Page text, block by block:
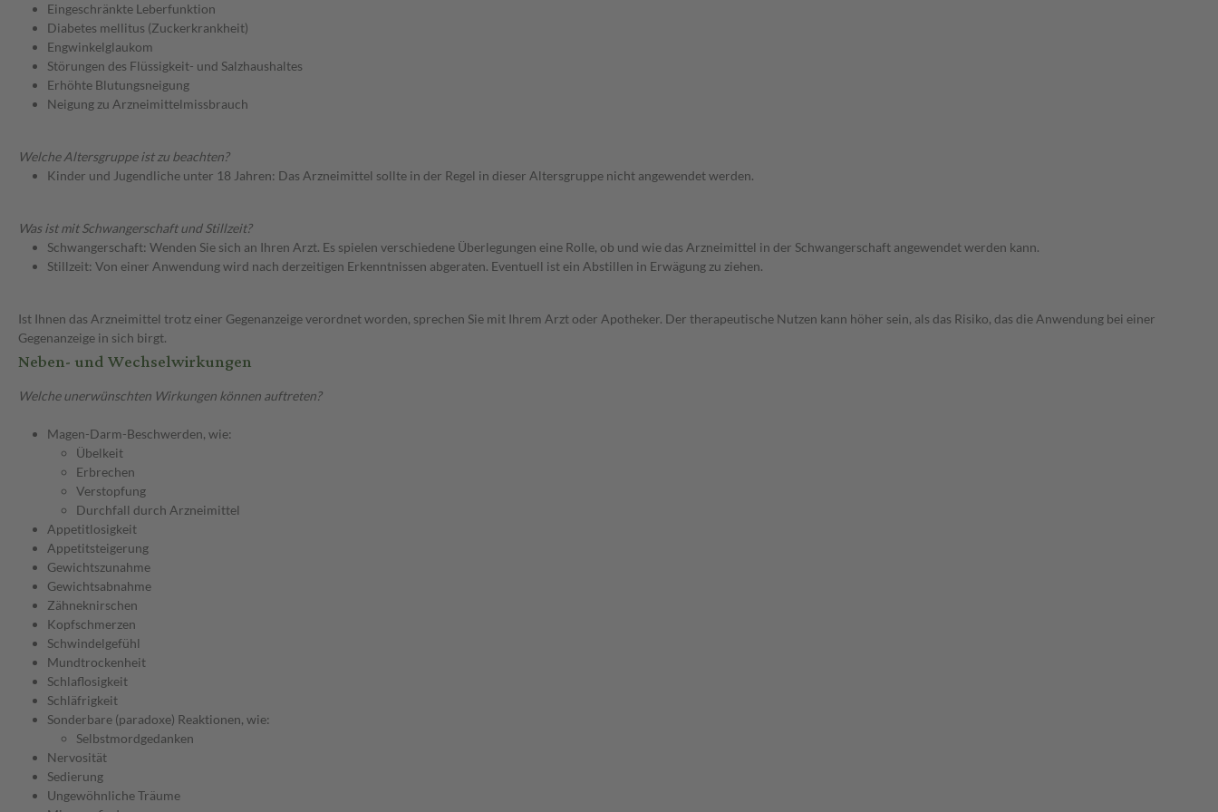
Eingeschränkte Leberfunktion
Diabetes mellitus (Zuckerkrankheit)
Engwinkelglaukom
Störungen des Flüssigkeit- und Salzhaushaltes
Erhöhte Blutungsneigung
Neigung zu Arzneimittelmissbrauch
Welche Altersgruppe ist zu beachten?
Kinder und Jugendliche unter 18 Jahren: Das Arzneimittel sollte in der Regel in dieser Altersgruppe nicht angewendet werden.
Was ist mit Schwangerschaft und Stillzeit?
Schwangerschaft: Wenden Sie sich an Ihren Arzt. Es spielen verschiedene Überlegungen eine Rolle, ob und wie das Arzneimittel in der Schwangerschaft angewendet werden kann.
Stillzeit: Von einer Anwendung wird nach derzeitigen Erkenntnissen abgeraten. Eventuell ist ein Abstillen in Erwägung zu ziehen.
Ist Ihnen das Arzneimittel trotz einer Gegenanzeige verordnet worden, sprechen Sie mit Ihrem Arzt oder Apotheker. Der therapeutische Nutzen kann höher sein, als das Risiko, das die Anwendung bei einer
Gegenanzeige in sich birgt.
Neben- und Wechselwirkungen
Welche unerwünschten Wirkungen können auftreten?
Magen-Darm-Beschwerden, wie:
Übelkeit
Erbrechen
Verstopfung
Durchfall durch Arzneimittel
Appetitlosigkeit
Appetitsteigerung
Gewichtszunahme
Gewichtsabnahme
Zähneknirschen
Kopfschmerzen
Schwindelgefühl
Mundtrockenheit
Schlaflosigkeit
Schläfrigkeit
Sonderbare (paradoxe) Reaktionen, wie:
Selbstmordgedanken
Nervosität
Sedierung
Ungewöhnliche Träume